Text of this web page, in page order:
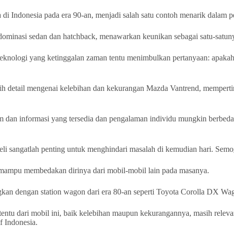
Indonesia pada era 90-an, menjadi salah satu contoh menarik dalam
sedan dan hatchback, menawarkan keunikan sebagai satu-
yang ketinggalan zaman tentu menimbulkan pertanyaan:
detail mengenai kelebihan dan kekurangan Mazda Vantrend,
dan informasi yang tersedia dan pengalaman individu mungkin
sangatlah penting untuk menghindari masalah di kemudian hari.
membedakan dirinya dari mobil-mobil lain pada masanya.
dengan station wagon dari era 80-an seperti Toyota Corolla DX
dari mobil ini, baik kelebihan maupun kekurangannya, masih
Indonesia.